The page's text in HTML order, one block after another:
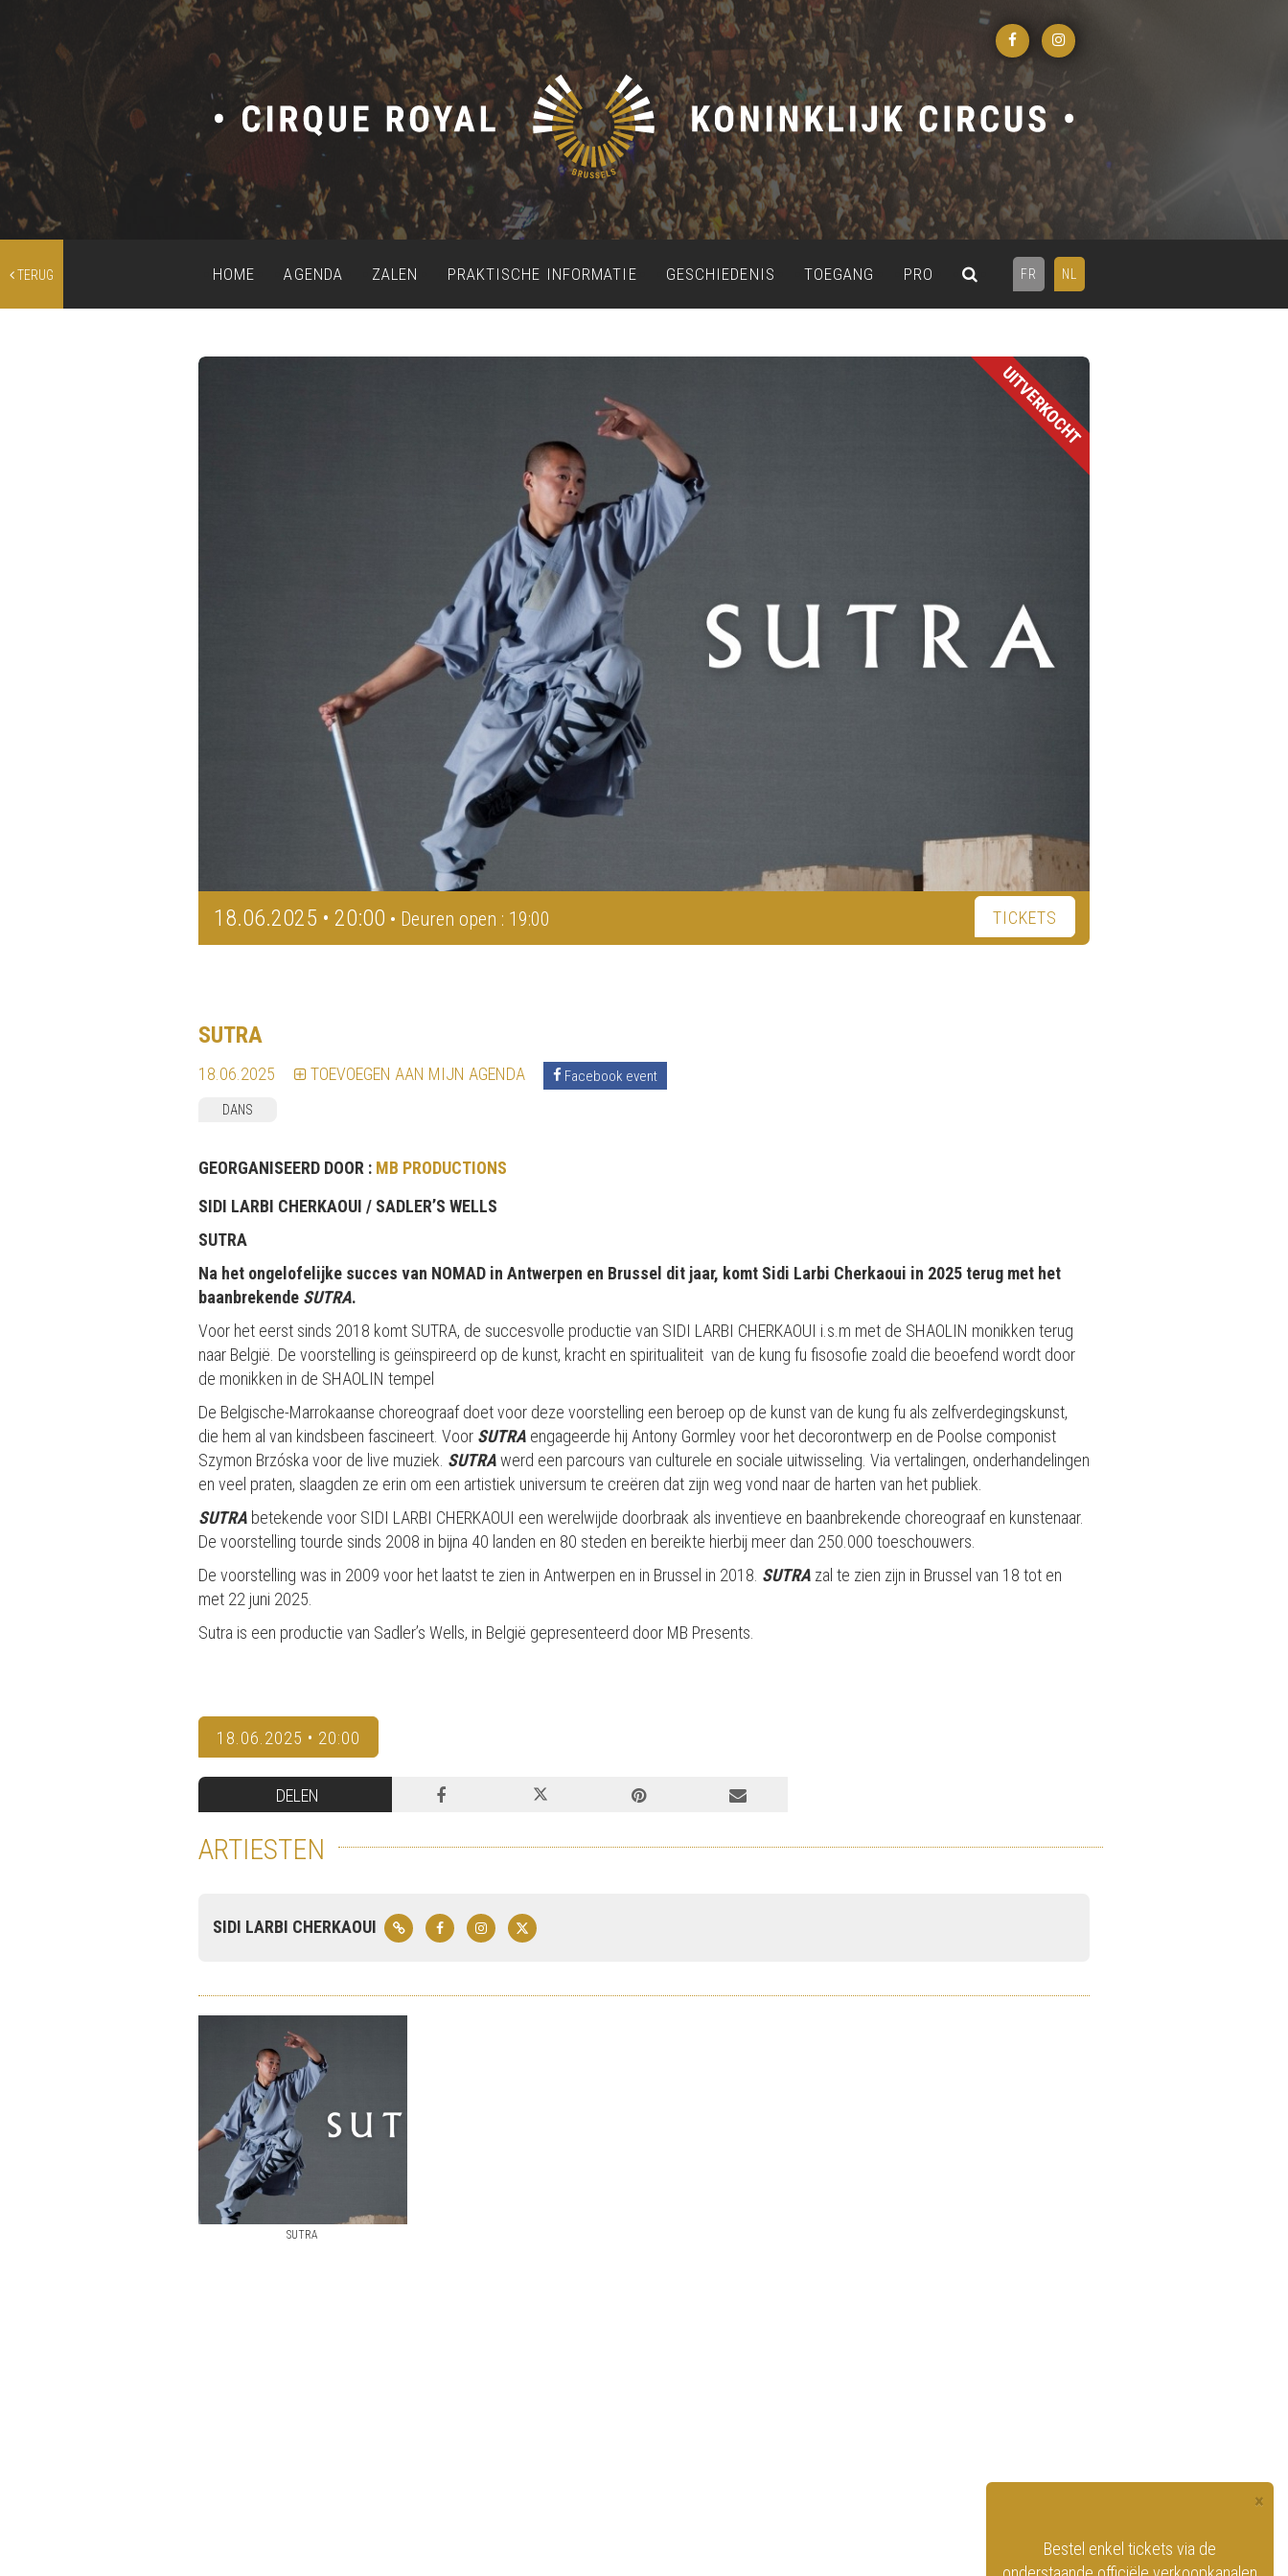
TERUG FR NL
HOME AGENDA ZALEN PRAKTISCHE INFORMATIE GESCHIEDENIS TOEGANG PRO
UITVERKOCHT
18.06.2025 • 20:00 • Deuren open : 19:00 TICKETS
SUTRA
18.06.2025 TOEVOEGEN AAN MIJN AGENDA Facebook event
DANS
GEORGANISEERD DOOR : MB PRODUCTIONS
SIDI LARBI CHERKAOUI / SADLER’S WELLS
SUTRA
Na het ongelofelijke succes van NOMAD in Antwerpen en Brussel dit jaar, komt Sidi Larbi Cherkaoui in 2025 terug met het
baanbrekende SUTRA.
Voor het eerst sinds 2018 komt SUTRA, de succesvolle productie van SIDI LARBI CHERKAOUI i.s.m met de SHAOLIN monikken terug
naar België. De voorstelling is geïnspireerd op de kunst, kracht en spiritualiteit van de kung fu fisosofie zoald die beoefend wordt door
de monikken in de SHAOLIN tempel
De Belgische-Marrokaanse choreograaf doet voor deze voorstelling een beroep op de kunst van de kung fu als zelfverdegingskunst,
die hem al van kindsbeen fascineert. Voor SUTRA engageerde hij Antony Gormley voor het decorontwerp en de Poolse componist
Szymon Brzóska voor de live muziek. SUTRAwerd een parcours van culturele en sociale uitwisseling. Via vertalingen, onderhandelingen
en veel praten, slaagden ze erin om een artistiek universum te creëren dat zijn weg vond naar de harten van het publiek.
SUTRA betekende voor SIDI LARBI CHERKAOUI een werelwijde doorbraak als inventieve en baanbrekende choreograaf en kunstenaar.
De voorstelling tourde sinds 2008 in bijna 40 landen en 80 steden en bereikte hierbij meer dan 250.000 toeschouwers.
De voorstelling was in 2009 voor het laatst te zien in Antwerpen en in Brussel in 2018. SUTRA zal te zien zijn in Brussel van 18 tot en
met 22 juni 2025.
Sutra is een productie van Sadler’s Wells, in België gepresenteerd door MB Presents.
18.06.2025 • 20:00
DELEN
ARTIESTEN
SIDI LARBI CHERKAOUI
SUTRA
×
Bestel enkel tickets via de